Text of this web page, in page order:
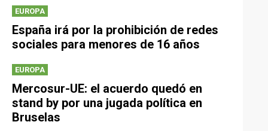
EUROPA
España irá por la prohibición de redes
sociales para menores de 16 años
EUROPA
Mercosur-UE: el acuerdo quedó en
stand by por una jugada política en
Bruselas